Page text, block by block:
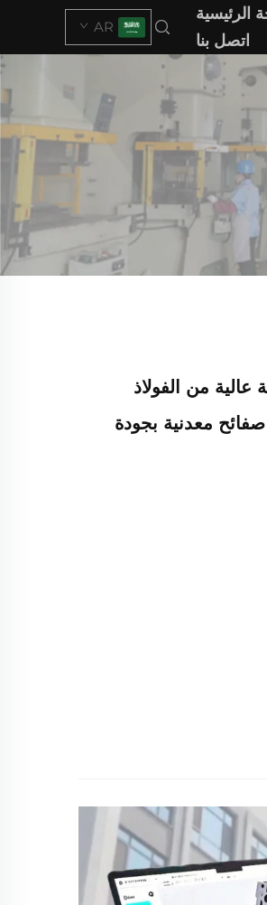
الرئيسية
اتصل بنا
AR
من الفولاذ
صفائح معدنية بجودة